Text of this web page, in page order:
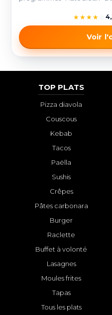
★★★★
Voir
TOP PLATS
Pizza diavola
Couscous
Kebab
Tacos
Paëlla
Sushis
Crêpes
Pâtes carbonara
Burger
Raclette
Buffet à volonté
Lasagnes
Moules frites
Tapas
Tous les plats